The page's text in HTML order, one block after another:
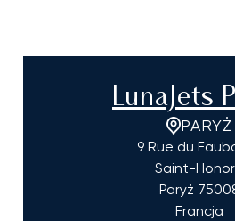
LunaJets
PARYŻ
9 Rue du
Saint-
Paryż
Francja